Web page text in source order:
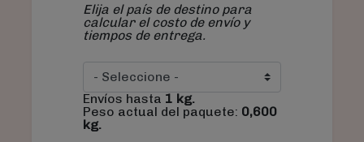
Elija el país de destino para
calcular el costo de envío y
tiempos de entrega.
Envíos hasta 1 kg.
Peso actual del paquete: 0,600
kg.